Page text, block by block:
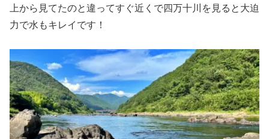
上から見てたのと違ってすぐ近くで四万十川を見ると大迫
力で水もキレイです！